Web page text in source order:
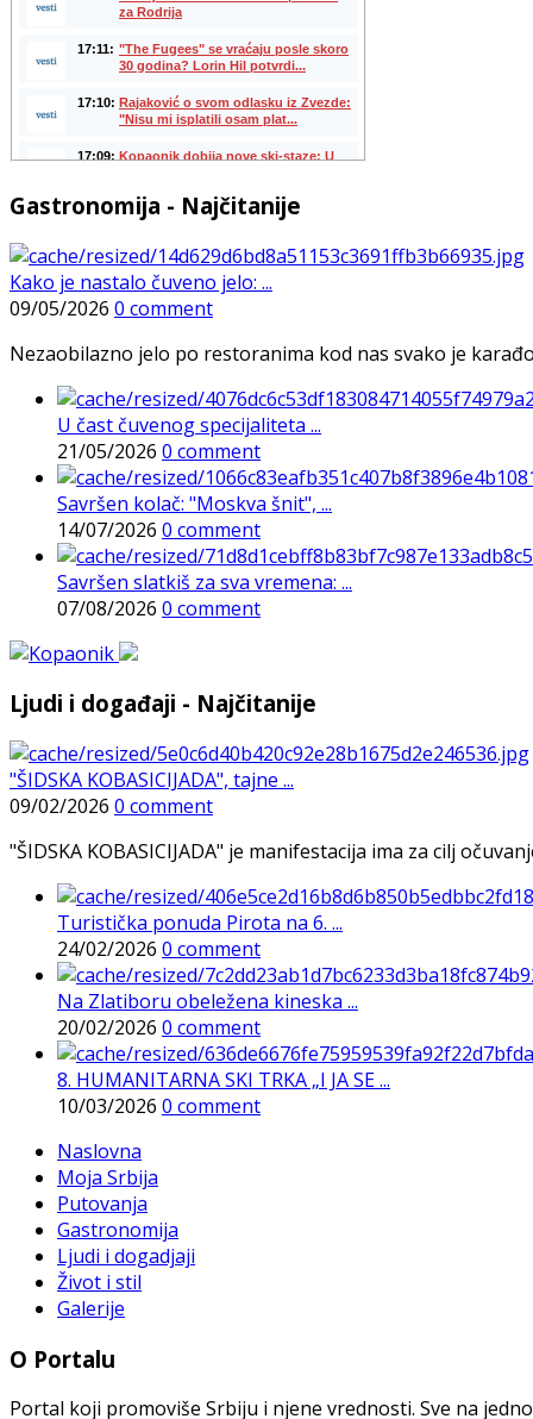
Gastronomija - Najčitanije
Kako je nastalo čuveno jelo: ...
09/05/2026 0 comment
Nezaobilazno jelo po restoranima kod nas svako je
U čast čuvenog specijaliteta ...
21/05/2026 0 comment
Savršen kolač: "Moskva šnit", ...
14/07/2026 0 comment
Savršen slatkiš za sva vremena: ...
07/08/2026 0 comment
Ljudi i događaji - Najčitanije
"ŠIDSKA KOBASICIJADA", tajne ...
09/02/2026 0 comment
"ŠIDSKA KOBASICIJADA" je manifestacija ima za cilj
Turistička ponuda Pirota na 6. ...
24/02/2026 0 comment
Na Zlatiboru obeležena kineska ...
20/02/2026 0 comment
8. HUMANITARNA SKI TRKA „I JA SE ...
10/03/2026 0 comment
Naslovna
Moja Srbija
Putovanja
Gastronomija
Ljudi i dogadjaji
Život i stil
Galerije
O Portalu
Portal koji promoviše Srbiju i njene vrednosti. Sve na